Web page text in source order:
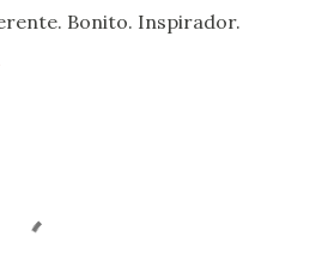
Bonito. Inspirador.